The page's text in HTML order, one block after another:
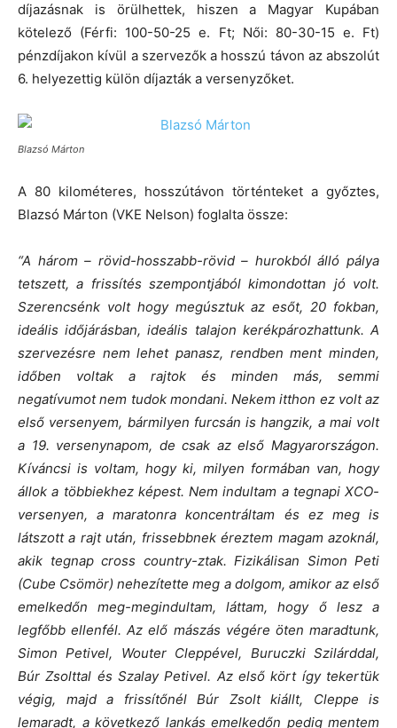
díjazásnak is örülhettek, hiszen a Magyar Kupában
kötelező (Férfi: 100-50-25 e. Ft; Női: 80-30-15 e. Ft)
pénzdíjakon kívül a szervezők a hosszú távon az abszolút
6. helyezettig külön díjazták a versenyzőket.
Blazsó Márton
A 80 kilométeres, hosszútávon történteket a győztes,
Blazsó Márton (VKE Nelson) foglalta össze:
“A három – rövid-hosszabb-rövid – hurokból álló pálya
tetszett, a frissítés szempontjából kimondottan jó volt.
Szerencsénk volt hogy megúsztuk az esőt, 20 fokban,
ideális időjárásban, ideális talajon kerékpározhattunk. A
szervezésre nem lehet panasz, rendben ment minden,
időben voltak a rajtok és minden más, semmi
negatívumot nem tudok mondani. Nekem itthon ez volt az
első versenyem, bármilyen furcsán is hangzik, a mai volt
a 19. versenynapom, de csak az első Magyarországon.
Kíváncsi is voltam, hogy ki, milyen formában van, hogy
állok a többiekhez képest. Nem indultam a tegnapi XCO-
versenyen, a maratonra koncentráltam és ez meg is
látszott a rajt után, frissebbnek éreztem magam azoknál,
akik tegnap cross country-ztak. Fizikálisan Simon Peti
(Cube Csömör) nehezítette meg a dolgom, amikor az első
emelkedőn meg-megindultam, láttam, hogy ő lesz a
legfőbb ellenfél.Az elő mászás végére öten maradtunk,
Simon Petivel, Wouter Cleppével, Buruczki Szilárddal,
Búr Zsolttal és Szalay Petivel. Az első kört így tekertük
végig, majd a frissítőnél Búr Zsolt kiállt, Cleppe is
lemaradt, a következő lankás emelkedőn pedig mentem